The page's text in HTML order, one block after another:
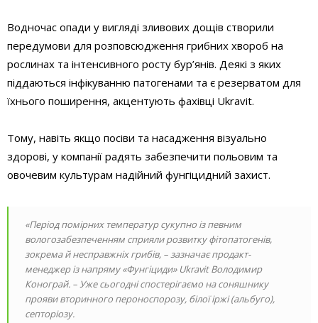
Водночас опади у вигляді зливових дощів створили
передумови для розповсюдження грибних хвороб на
рослинах та інтенсивного росту бур’янів. Деякі з яких
піддаються інфікуванню патогенами та є резерватом для
їхнього поширення, акцентують фахівці Ukravit.
Тому, навіть якщо посіви та насадження візуально
здорові, у компанії радять забезпечити польовим та
овочевим культурам надійний фунгіцидний захист.
«Період помірних температур сукупно із певним
вологозабезпеченням сприяли розвитку фітопатогенів,
зокрема й несправжніх грибів, – зазначає продакт-
менеджер із напряму «Фунгіциди» Ukravit Володимир
Конограй. – Уже сьогодні спостерігаємо на соняшнику
прояви вторинного пероноспорозу, білої іржі (альбуго),
септоріозу.